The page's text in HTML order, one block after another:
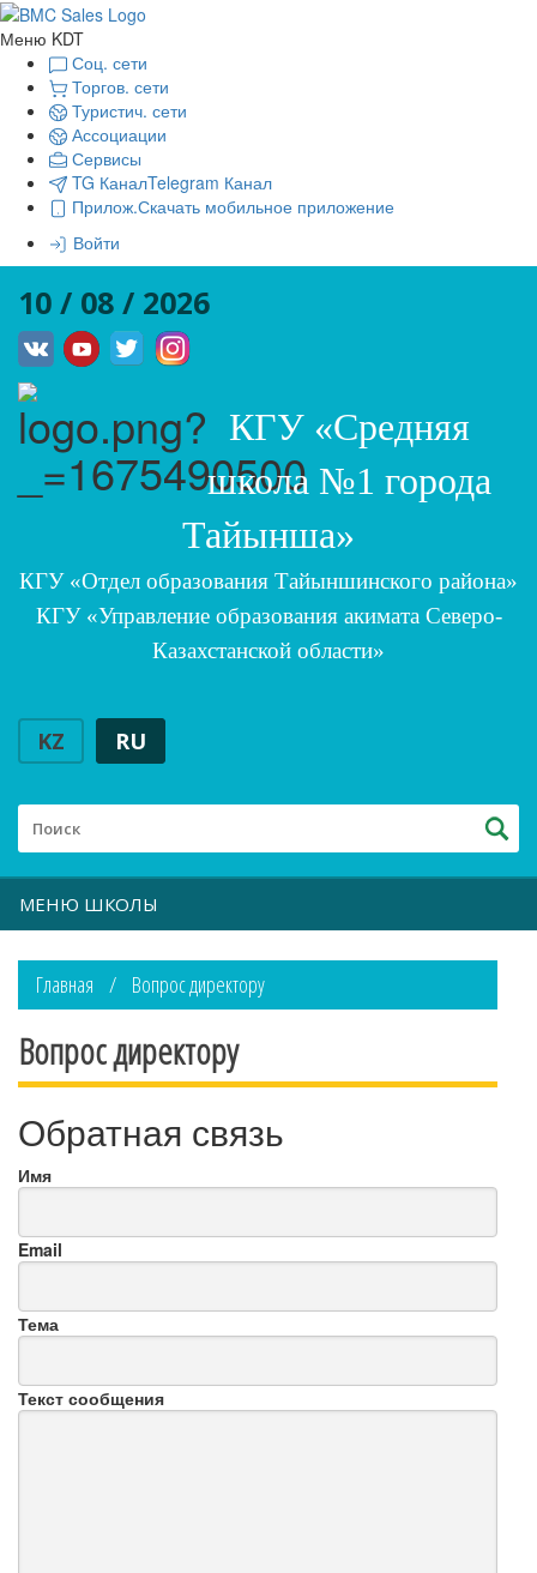
Меню KDT
Соц. сети
Торгов. сети
Туристич. сети
Ассоциации
Сервисы
TG КаналTelegram Канал
Прилож.Скачать мобильное приложение
Войти
10 / 08 / 2026
КГУ «Средняя
школа №1 города
Тайынша»
КГУ «Отдел образования Тайыншинского района»
КГУ «Управление образования акимата Северо-
Казахстанской области»
KZ RU
МЕНЮ ШКОЛЫ
Главная Вопрос директору
Вопрос директору
Обратная связь
Имя
Email
Тема
Текст сообщения